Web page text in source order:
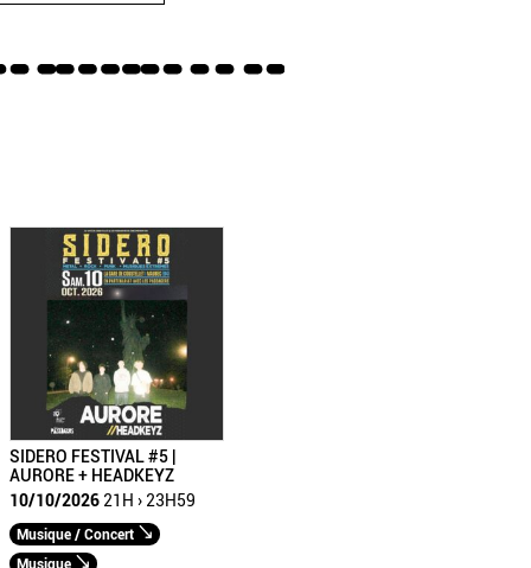
SIDERO FESTIVAL #5 |
AURORE + HEADKEYZ
10/10/2026 21H › 23H59
Musique / Concert
Musique